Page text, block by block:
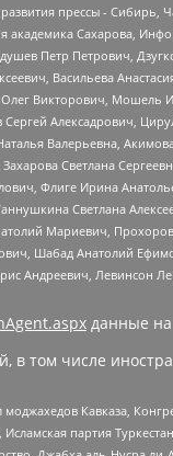
прессы - Сибирь,
академика Сахарова,
Петр Петрович,
Васильева
Викторович,
Алексадрович,
Валерьевна,
Светлана
Флиге Ирина
Светлана
Мариевич,
Шабад Анатолий
Андреевич, Левинсон
данные на
том числе
Кавказа,
партия